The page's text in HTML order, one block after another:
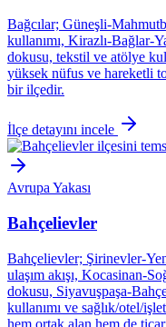
Bağcılar; Güneşli-
kullanımı, Kirazlı-Bağlar-
dokusu, tekstil ve atölye
yüksek nüfus ve hareketli
bir ilçedir.
İlçe detayını incele
Avrupa Yakası
Bahçelievler
Bahçelievler; Şirinevler-
ulaşım akışı, Kocasinan-
dokusu, Siyavuşpaşa-
kullanımı ve sağlık/otel/
hem ortak alan hem de